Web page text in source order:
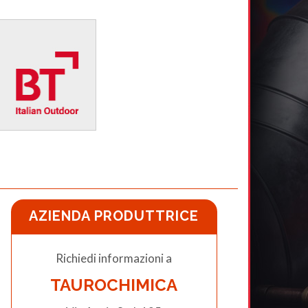
AZIENDA PRODUTTRICE
Richiedi informazioni a
TAUROCHIMICA